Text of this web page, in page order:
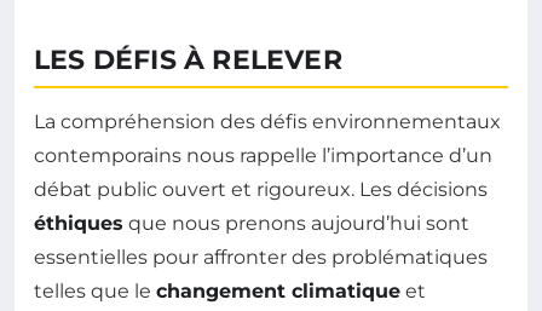
LES DÉFIS À RELEVER
La compréhension des défis environnementaux
contemporains nous rappelle l’importance d’un
débat public ouvert et rigoureux. Les décisions
éthiques que nous prenons aujourd’hui sont
essentielles pour affronter des problématiques
telles que le changement climatique et